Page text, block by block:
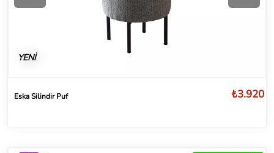
YENİ
Eska Silindir Puf ₺3.920